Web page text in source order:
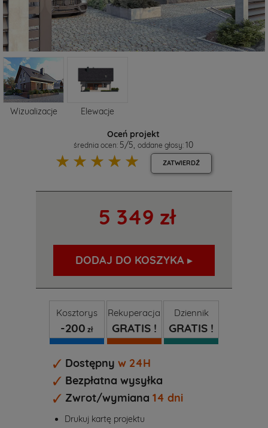
Wizualizacje Elewacje
Oceń projekt
średnia ocen: 5/5 oddane głosy: 10
☆
☆
☆
☆
☆ ZATWIERDŹ
5 349 zł
DODAJ DO KOSZYKA ▸
Kosztorys
-200 zł
Rekuperacja
GRATIS !
Dziennik
GRATIS !
Dostępny w 24H
Bezpłatna wysyłka
Zwrot/wymiana 14 dni
Drukuj kartę projektu